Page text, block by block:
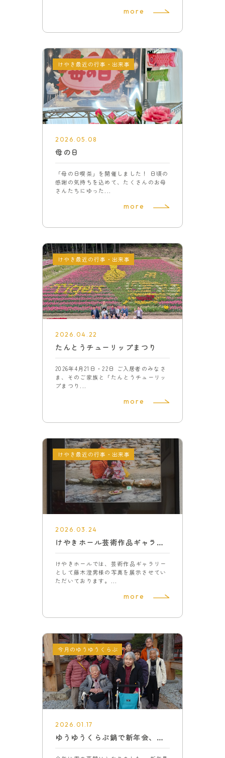
more
けやき最近の行事・出来事
2026.05.08
母の日
「母の日喫茶」を開催しました！ 日頃の
感謝の気持ちを込めて、たくさんのお母
さんたちにゆった...
more
けやき最近の行事・出来事
2026.04.22
たんとうチューリップまつり
2026年4月21日・22日 ご入居者のみなさ
ま、そのご家族と「たんとうチューリッ
プまつり...
more
けやき最近の行事・出来事
2026.03.24
けやきホール芸術作品ギャラリー７
けやきホールでは、芸術作品ギャラリー
として藤木澄男様の写真を展示させてい
ただいております。...
more
今月のゆうゆうくらぶ
2026.01.17
ゆうゆうくらぶ鍋で新年会、初詣